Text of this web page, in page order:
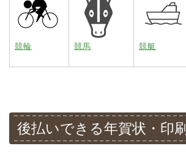
競輪 競馬 競艇
後払いできる年賀状・印刷